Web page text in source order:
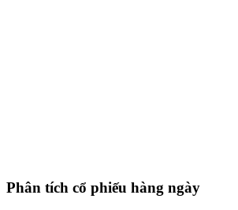
Phân tích cổ phiếu hàng ngày